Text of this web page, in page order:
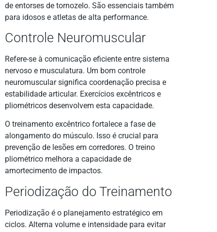
de entorses de tornozelo. São essenciais também
para idosos e atletas de alta performance.
Controle Neuromuscular
Refere-se à comunicação eficiente entre sistema
nervoso e musculatura. Um bom controle
neuromuscular significa coordenação precisa e
estabilidade articular. Exercícios excêntricos e
pliométricos desenvolvem esta capacidade.
O treinamento excêntrico fortalece a fase de
alongamento do músculo. Isso é crucial para
prevenção de lesões em corredores. O treino
pliométrico melhora a capacidade de
amortecimento de impactos.
Periodização do Treinamento
Periodização é o planejamento estratégico em
ciclos. Alterna volume e intensidade para evitar